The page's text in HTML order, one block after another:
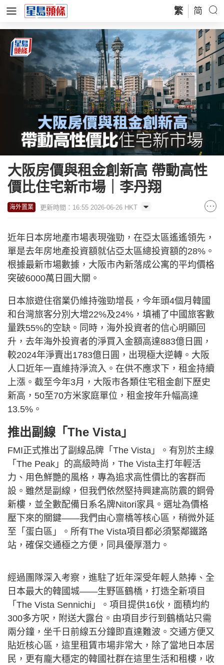
繁 简
大阪房價與租金創新高 帶動高性
價比住宅新市場｜李丹翔
海外置業 更新時間：16:55 2026-06-26 HKT
近年日本房地產市場表現強勁，在亞太區遙遙領先，
單是去年房地產投資額就佔亞太區總投資額的28%。
根據最新市場數據，大阪市內新落成公寓的平均價格
突破6000萬日圓大關。
日本旅遊住宿業仍維持強勁增長，今年頭4個月韓國
和台灣旅客分別大增22%及24%，填補了中國旅客數
量跌55%的空缺。同時，海外投資者的信心明顯回
升，去年海外投資者的淨買入金額高達883億日圓，
較2024年淨賣出1783億日圓，出現極大逆轉。大阪
人口近年一直維持淨流入。在供不應求下，租金持續
上漲。截至今年3月，大阪市各類住宅租金創下歷史
新高，50至70方米家庭單位，租金按年升幅高達
13.5%。
推出副線「The Vista」
FMI正式推出了副線品牌「The Vista」。有別於主線
「The Peak」的高級時尚，The Vista主打年輕活
力、用色鮮艷的風格，專為追求高性價比的客群而
設。雖然是副線，但我們依然堅持興建高防震的鋼骨
新樓，並全數配備日系名牌Nitori家具。選址為價格
壓下來的關鍵——我們由心齋橋等核心區，稍微外延
至「蛋白區」。所有The Vista項目都必須緊鄰鐵路
站，確保交通極之方便，同具優厚潛力。
經過團隊深入考察，進駐了近年深受年輕人熱捧、全
日本最大的韓國城——生野區鶴橋，打造全新項目
「The Vista Sennichi」。項目提供16伙，面積均約
300多方呎，附送大露台。由項目步行到鶴橋站只需
兩分鐘，坐千日前線五分鐘即直達難波。交通方便又
貼近核心區，這里租賃市場非常大，除了當地日本居
民，更有龐大穩定的韓國社群在這里生活和租樓，收